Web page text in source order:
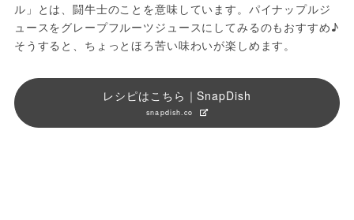
ル」とは、闘牛士のことを意味しています。パイナップルジ
ュースをグレープフルーツジュースにしてみるのもおすすめ♪
そうすると、ちょっとほろ苦い味わいが楽しめます。
レシピはこちら｜SnapDish
snapdish.co